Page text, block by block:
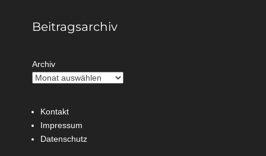
Beitragsarchiv
Archiv
Kontakt
Impressum
Datenschutz